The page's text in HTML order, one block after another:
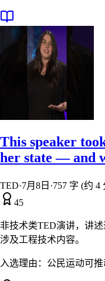
This speaker
her state — and
TED·7月8日 ·757 字 (约 4
45
非技术类TED演讲，讲
涉及工程技术内容。
入选理由： 公民运动可